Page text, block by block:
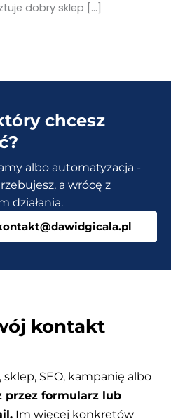
dobry sklep […]
chcesz
albo automatyzacja -
a wrócę z
działania.
kontakt
sklep, SEO, kampanię albo
przez formularz lub
Im więcej konkretów